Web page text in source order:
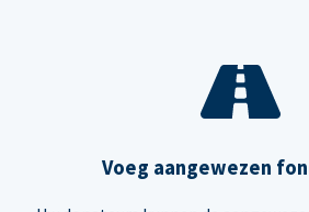
Voeg aangewezen